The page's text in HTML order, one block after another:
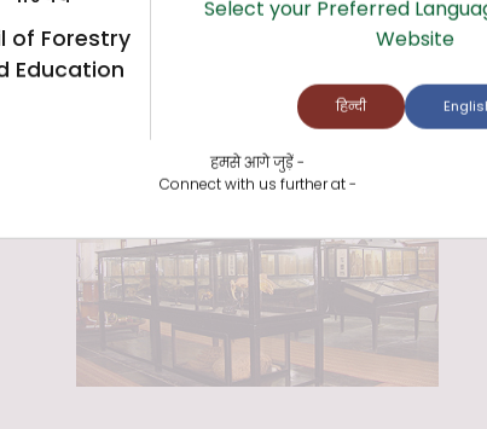
महत्वपूर्ण वानिकी कीटों, उनकी जीव विज्ञान, जीवन चक्र और नुकसान
किए गए हैं। दीमक के जीवन चक्र और उनके नियंत्रण का चित्रण एक बहुत ही
वर्गीकृत किया गया है।
of Forestry
Education
Select your Preferred
Website
हिन्दी
हमसे आगे जुड़ें -
Connect with us further at -